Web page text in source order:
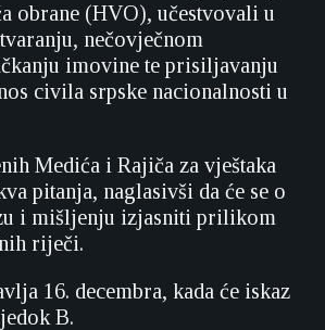
obrane (HVO), učestvovali u
nečovječnom
imovine te prisiljavanju
civila srpske nacionalnosti u
Medića i Rajiča za vještaka
pitanja, naglasivši da će se o
i mišljenju izjasniti prilikom
riječi.
16. decembra, kada će iskaz
B.